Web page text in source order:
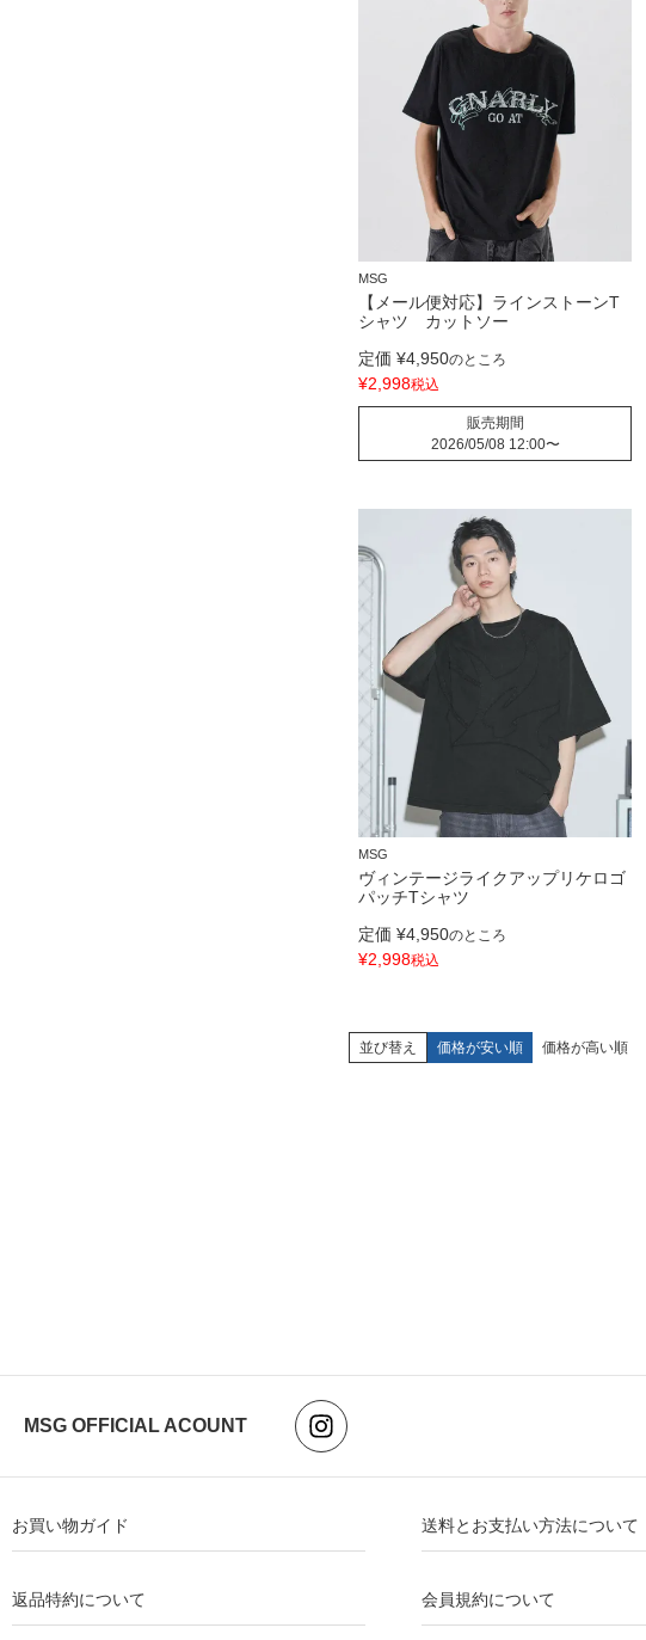
MSG
【メール便対応】ラインストーンT
シャツ カットソー
定価 ¥4,950のところ
¥2,998税込
販売期間
2026/05/08 12:00〜
MSG
ヴィンテージライクアップリケロゴ
パッチTシャツ
定価 ¥4,950のところ
¥2,998税込
並び替え 価格が安い順 価格が高い順
MSG OFFICIAL ACOUNT
お買い物ガイド 送料とお支払い方法について
返品特約について 会員規約について